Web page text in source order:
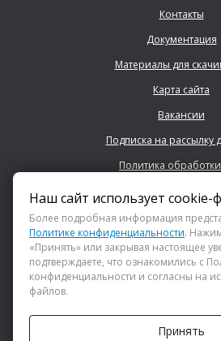
АНО «ДИРЕКЦИЯ СПОРТИВНЫХ И
Контакты
Документация
Материалы для
Карта сайта
Вакансии
Подписка на рассылку
Политика
+7 (843) 222
Наш сайт использует cookie-
Более подробная информация
Политике конфиденциальности.
«Принять» или закрывая настоящее
подтверждаете, что ознакомились с
конфиденциальности и согласны на
файлов.
Принять